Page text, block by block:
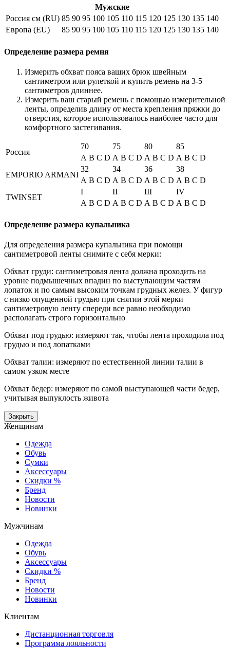
Мужские
Россия см (RU) 85 90 95 100 105 110 115 120 125 130 135 140
Европа (EU)
85 90 95 100 105 110 115 120 125 130 135 140
Определение размера ремня
Измерить обхват пояса ваших брюк швейным
сантиметром или рулеткой и купить ремень на 3-5
сантиметров длиннее.
Измерить ваш старый ремень с помощью измерительной
ленты, определив длину от места крепления пряжки до
отверстия, которое использовалось наиболее часто для
комфортного застегивания.
Россия
70 75 80
85
A B C D A B C D A B C D A B C D
EMPORIO ARMANI
32 34 36
38
A B C D A B C D A B C D A B C D
TWINSET
I II III
IV
A B C D A B C D A B C D A B C D
Определение размера купальника
Для определения размера купальника при помощи
сантиметровой ленты снимите с себя мерки:
Обхват груди: сантиметровая лента должна проходить на
уровне подмышечных впадин по выступающим частям
лопаток и по самым высоким точкам грудных желез. У фигур
с низко опущенной грудью при снятии этой мерки
сантиметровую ленту спереди все равно необходимо
располагать строго горизонтально
Обхват под грудью: измеряют так, чтобы лента проходила под
грудью и под лопатками
Обхват талии: измеряют по естественной линии талии в
самом узком месте
Обхват бедер: измеряют по самой выступающей части бедер,
учитывая выпуклость живота
Закрыть
Женщинам
Одежда
Обувь
Сумки
Аксессуары
Скидки %
Бренд
Новости
Новинки
Мужчинам
Одежда
Обувь
Аксессуары
Скидки %
Бренд
Новости
Новинки
Клиентам
Дистанционная торговля
Программа лояльности